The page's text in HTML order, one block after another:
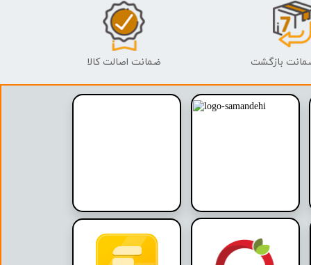
ضمانت اصالت کالا